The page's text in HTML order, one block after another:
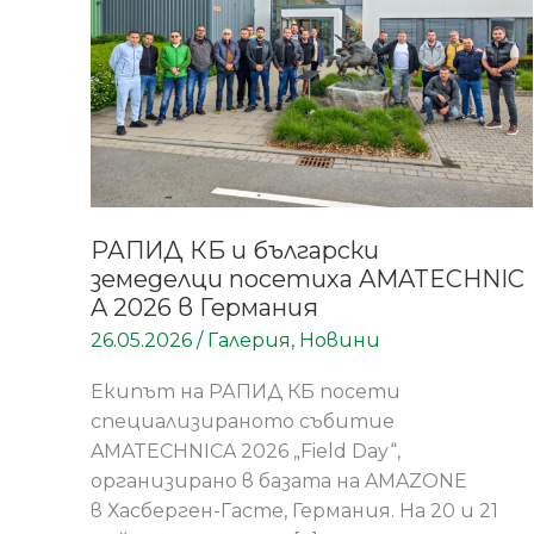
РАПИД КБ и български
земеделци посетиха AMATECHNIC
A 2026 в Германия
26.05.2026 / Галерия, Новини
Eкипът на РАПИД КБ посети
специализираното събитие
AMATECHNICA 2026 „Field Day“,
организирано в базата на AMAZONE
в Хасберген-Гасте, Германия. На 20 и 21
в
Германия